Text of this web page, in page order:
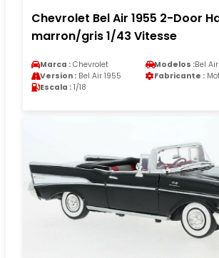
Chevrolet Bel Air 1955 2-Door
marron/gris 1/43 Vitesse
Marca : Chevrolet Modelos :Bel Air
Version : Bel Air 1955 Fabricante :
Escala : 1/18